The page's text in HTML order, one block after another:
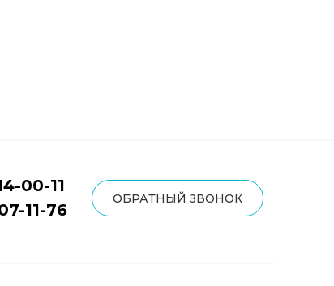
00-11
11-76
ОБРАТНЫЙ ЗВОНОК